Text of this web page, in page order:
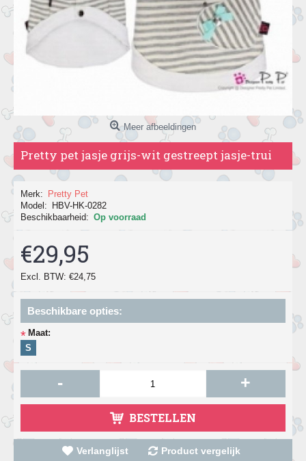
Meer afbeeldingen
Pretty pet jasje grijs-wit gestreept jasje-trui
Merk:
Pretty Pet
Model:
HBV-HK-0282
Beschikbaarheid: Op voorraad
€29,95
Excl. BTW: €24,75
Beschikbare opties:
* Maat:
S
- +
BESTELLEN
Verlanglijst Product vergelijk